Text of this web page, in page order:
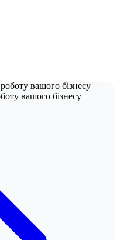
вашого бізнесу